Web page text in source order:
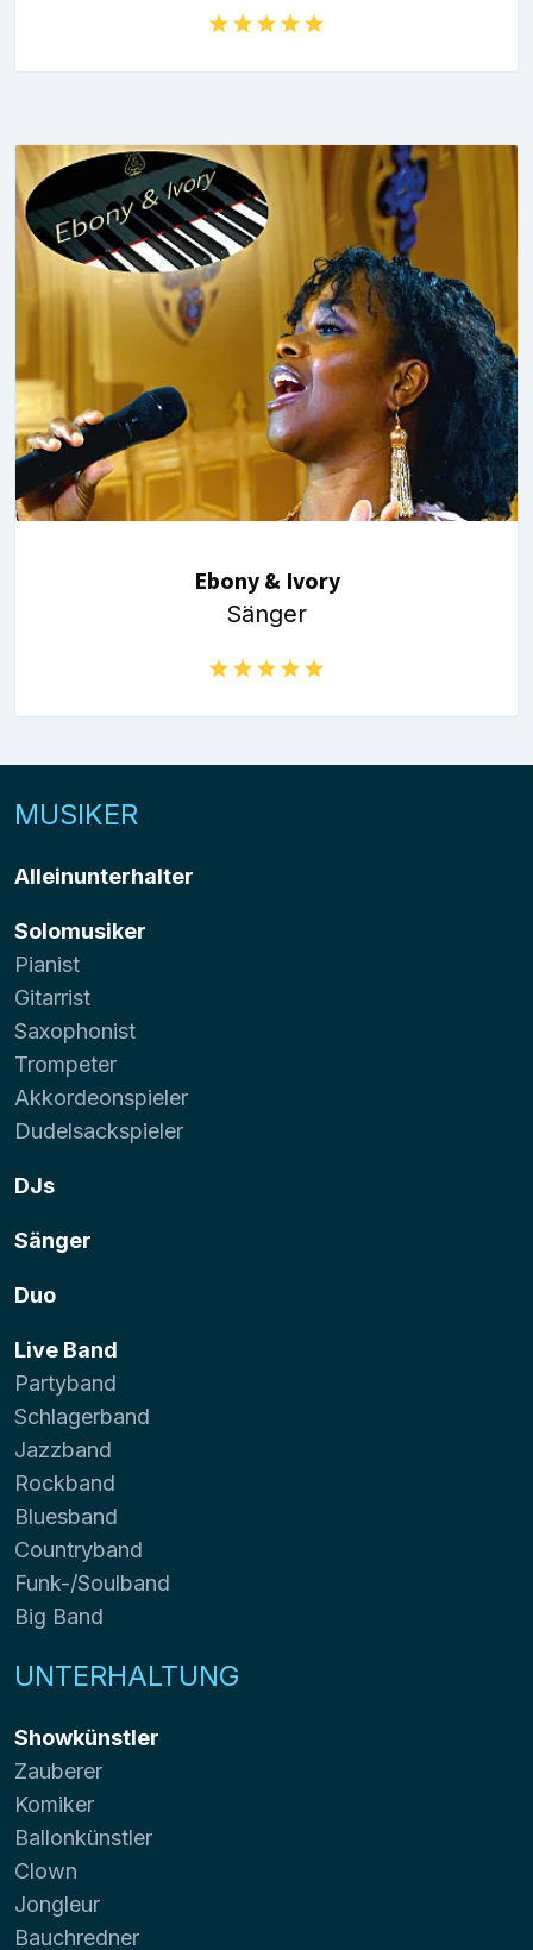
Ebony & Ivory
Sänger
MUSIKER
Alleinunterhalter
Solomusiker
Pianist
Gitarrist
Saxophonist
Trompeter
Akkordeonspieler
Dudelsackspieler
DJs
Sänger
Duo
Live Band
Partyband
Schlagerband
Jazzband
Rockband
Bluesband
Countryband
Funk-/Soulband
Big Band
UNTERHALTUNG
Showkünstler
Zauberer
Komiker
Ballonkünstler
Clown
Jongleur
Bauchredner